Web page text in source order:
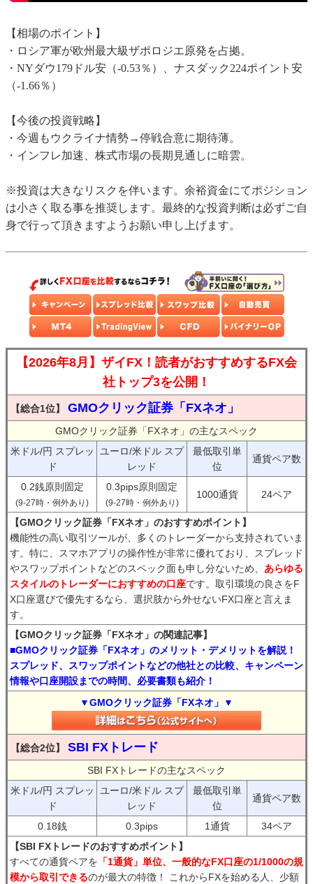
【相場のポイント】
・ロシア軍が欧州最大級ザポロジエ原発を占拠。
・NYダウ179ドル安（-0.53％）、ナスダック224ポイント安
（-1.66％）
【今後の投資戦略】
・今週もウクライナ情勢→停戦合意に期待薄。
・インフレ加速、株式市場の長期見通しに暗雲。
※投資は大きなリスクを伴います。余裕資金にてポジション
は小さく取る事を推奨します。最終的な投資判断は必ずご自
身で行って頂きますようお願い申し上げます。
【2026年8月】ザイFX！読者がおすすめするFX会
社トップ3を公開！
【総合1位】 GMOクリック証券「FXネオ」
GMOクリック証券「FXネオ」の主なスペック
米ドル/円 スプレッ
ド
ユーロ/米ドル スプ
レッド
最低取引単
位
通貨ペア数
0.2銭原則固定
(9-27時・例外あり)
0.3pips原則固定
(9-27時・例外あり)
1000通貨 24ペア
【GMOクリック証券「FXネオ」のおすすめポイント】
機能性の高い取引ツールが、多くのトレーダーから支持されていま
す。特に、スマホアプリの操作性が非常に優れており、スプレッド
やスワップポイントなどのスペック面も申し分ないため、 あらゆる
スタイルのトレーダーにおすすめの口座です。取引環境の良さをF
X口座選びで優先するなら、選択肢から外せないFX口座と言えま
す。
【GMOクリック証券「FXネオ」の関連記事】
■GMOクリック証券「FXネオ」のメリット・デメリットを解説！
スプレッド、スワップポイントなどの他社との比較、キャンペーン
情報や口座開設までの時間、必要書類も紹介！
▼GMOクリック証券「FXネオ」▼
【総合2位】 SBI FXトレード
SBI FXトレードの主なスペック
米ドル/円 スプレッ
ド
ユーロ/米ドル スプ
レッド
最低取引単
位
通貨ペア数
0.18銭 0.3pips 1通貨
34ペア
【SBI FXトレードのおすすめポイント】
すべての通貨ペアを 「1通貨」単位、一般的なFX口座の1/1000の規
模から取引できるのが最大の特徴！ これからFXを始める人、少額